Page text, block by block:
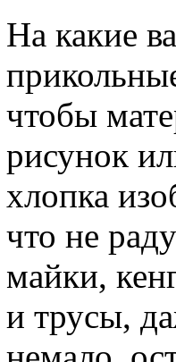
На какие
чтобы
рисунок
хлопка
что не
майки,
и трусы,